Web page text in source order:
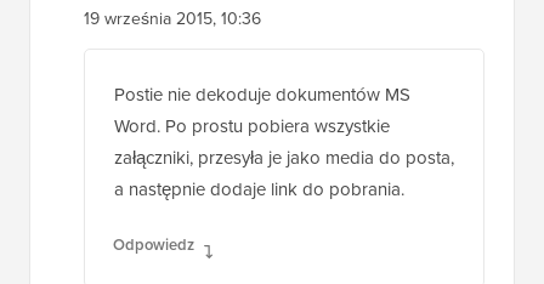
19 września 2015, 10:36
Postie nie dekoduje dokumentów MS
Word. Po prostu pobiera wszystkie
załączniki, przesyła je jako media do posta,
a następnie dodaje link do pobrania.
Odpowiedz